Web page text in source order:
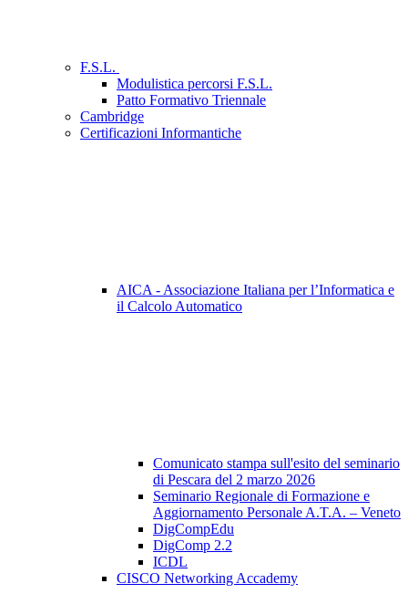
F.S.L.
Modulistica percorsi F.S.L.
Patto Formativo Triennale
Cambridge
Certificazioni Informantiche
AICA - Associazione Italiana per l’Informatica e
il Calcolo Automatico
Comunicato stampa sull'esito del seminario
di Pescara del 2 marzo 2026
Seminario Regionale di Formazione e
Aggiornamento Personale A.T.A. – Veneto
DigCompEdu
DigComp 2.2
ICDL
CISCO Networking Accademy